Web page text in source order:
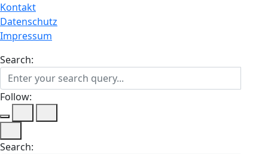
Kontakt
Datenschutz
Impressum
Search:
Follow:
Search: